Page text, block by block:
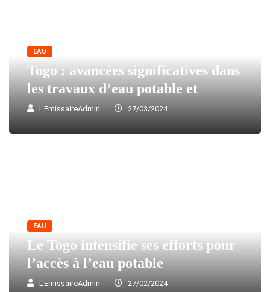
EAU
Togo : avancées significatives dans
les travaux d’eau potable et
L'EmissaireAdmin 27/03/2024
EAU
Le Togo intensifie ses efforts pour
l’accès à l’eau potable
L'EmissaireAdmin 27/02/2024